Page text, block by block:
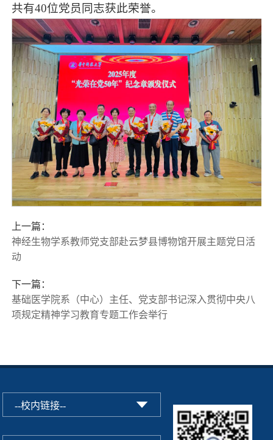
共有40位党员同志获此荣誉。
上一篇：
神经生物学系教师党支部赴云梦县博物馆开展主题党日活
动
下一篇：
基础医学院系（中心）主任、党支部书记深入贯彻中央八
项规定精神学习教育专题工作会举行